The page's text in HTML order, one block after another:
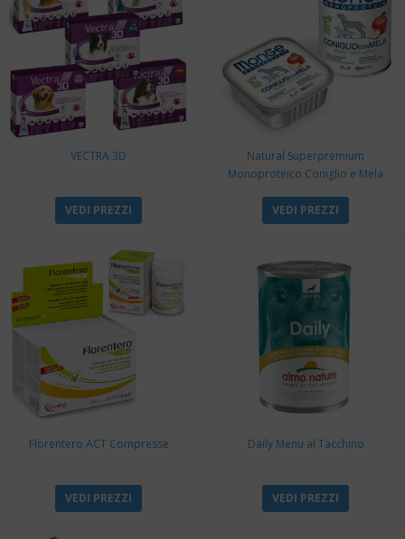
VECTRA 3D
VEDI PREZZI
Natural Superpremium
Monoproteico Coniglio e Mela
VEDI PREZZI
Florentero ACT Compresse
VEDI PREZZI
Daily Menu al Tacchino
VEDI PREZZI